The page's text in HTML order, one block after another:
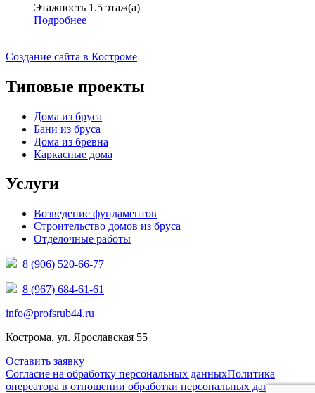
Этажность 1.5 этаж(а)
Подробнее
Создание сайта в Костроме
Типовые проекты
Дома из бруса
Бани из бруса
Дома из бревна
Каркасные дома
Услуги
Возведение фундаментов
Строительство домов из бруса
Отделочные работы
8 (906) 520-66-77
8 (967) 684-61-61
info@profsrub44.ru
Кострома, ул. Ярославская 55
Оставить заявку
Согласие на обработку персональных данныхПолитика
опереатора в отношении обработки персональных данных